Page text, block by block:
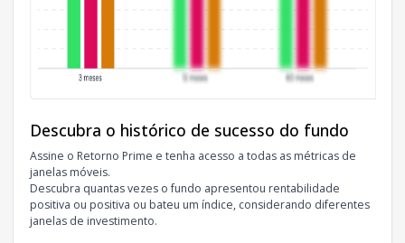
Descubra o histórico de sucesso do fundo
Assine o Retorno Prime e tenha acesso a todas as métricas de
janelas móveis.
Descubra quantas vezes o fundo apresentou rentabilidade
positiva ou positiva ou bateu um índice, considerando diferentes
janelas de investimento.